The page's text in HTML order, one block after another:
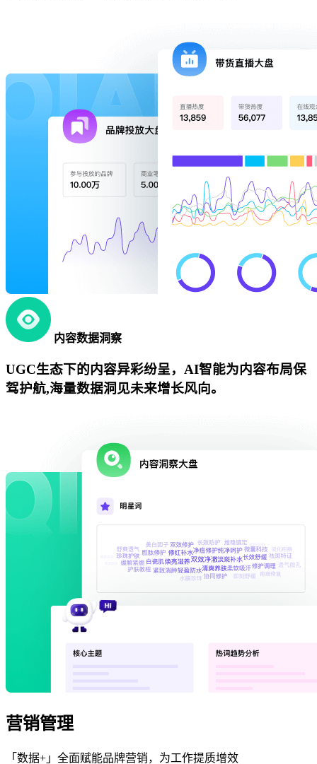
内容数据洞察
UGC生态下的内容异彩纷呈，AI智能为内容布局保
驾护航,海量数据洞见未来增长风向。
营销管理
「数据+」全面赋能品牌营销，为工作提质增效